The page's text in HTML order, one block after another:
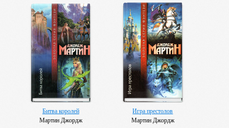
Битва королей
Мартин Джордж
Игра престолов
Мартин Джордж